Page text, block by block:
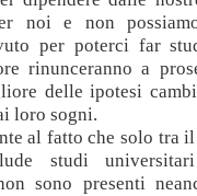
noi e non
per poterci far
rinunceranno a
delle ipotesi
loro sogni.
al fatto che solo tra
studi
sono presenti